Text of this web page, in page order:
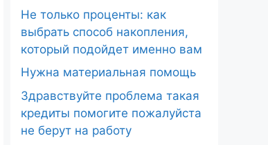
Не только проценты: как
выбрать способ накопления,
который подойдет именно вам
Нужна материальная помощь
Здравствуйте проблема такая
кредиты помогите пожалуйста
не берут на работу